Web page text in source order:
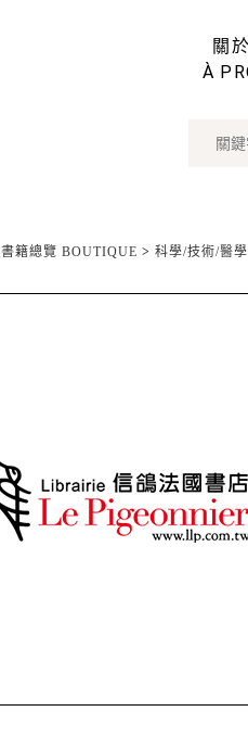
關
À
書籍總覽 BOUTIQUE > 科學/技術/醫